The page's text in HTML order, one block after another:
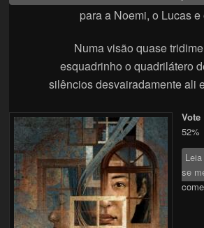
para a Noemi, o Lucas e
Numa visão quase
esquadrinho o quadrilátero
silêncios desvairadamente ali
Vote
52%
se